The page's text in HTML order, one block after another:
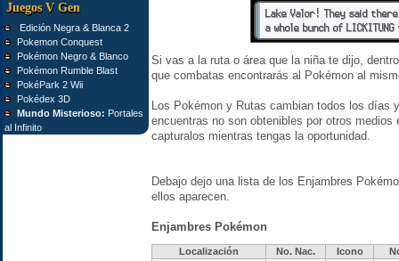
Juegos V Gen
Edición Negra & Blanca 2
Pokemon Conquest
Pokémon Negro & Blanco
Pokémon Rumble Blast
PokéPark 2 Wii
Pokédex 3D
Mundo Misterioso: Portales
al Infinito
Si vas a la ruta o área que la niña te dijo,
que combatas encontrarás al Pokémon al
Los Pokémon y Rutas cambian todos los días
encuentras no son obtenibles por otros
capturalos mientras tengas la oportunidad.
Debajo dejo una lista de los Enjambres
ellos aparecen.
Enjambres Pokémon
Localización No. Nac. Icono